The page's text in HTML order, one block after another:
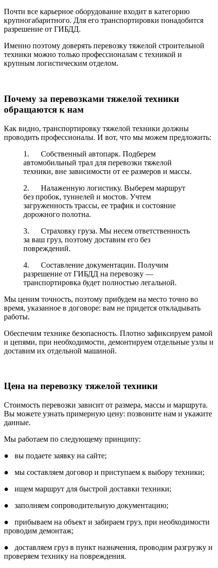
Почти все карьерное оборудование входит в категорию
крупногабаритного. Для его транспортировки понадобится
разрешение от ГИБДД.
Именно поэтому доверять перевозку тяжелой строительной
техники можно только профессионалам с техникой и
крупным логистическим отделом.
Почему за перевозками тяжелой техники
обращаются к нам
Как видно, транспортировку тяжелой техники должны
проводить профессионалы. И вот, что мы можем предложить:
1. Собственный автопарк. Подберем
автомобильный трал для перевозки тяжелой
техники, вне зависимости от ее размеров и массы.
2. Налаженную логистику. Выберем маршрут
без пробок, туннелей и мостов. Учтем
загруженность трассы, ее трафик и состояние
дорожного полотна.
3. Страховку груза. Мы несем ответственность
за ваш груз, поэтому доставим его без
повреждений.
4. Составление документации. Получим
разрешение от ГИБДД на перевозку —
транспортировка будет полностью легальной.
Мы ценим точность, поэтому прибудем на место точно во
время, указанное в договоре: вам не придется откладывать
работы.
Обеспечим технике безопасность. Плотно зафиксируем рамой
и цепями, при необходимости, демонтируем отдельные узлы и
доставим их отдельной машиной.
Цена на перевозку тяжелой техники
Стоимость перевозки зависит от размера, массы и маршрута.
Вы можете узнать примерную цену: позвоните нам и укажите
данные.
Мы работаем по следующему принципу:
● вы подаете заявку на сайте;
● мы составляем договор и приступаем к выбору техники;
● ищем маршрут для быстрой доставки техники;
● заполняем сопроводительную документацию;
● прибываем на объект и забираем груз, при необходимости
проводим демонтаж;
● доставляем груз в пункт назначения, проводим разгрузку и
проверяем технику на повреждения.